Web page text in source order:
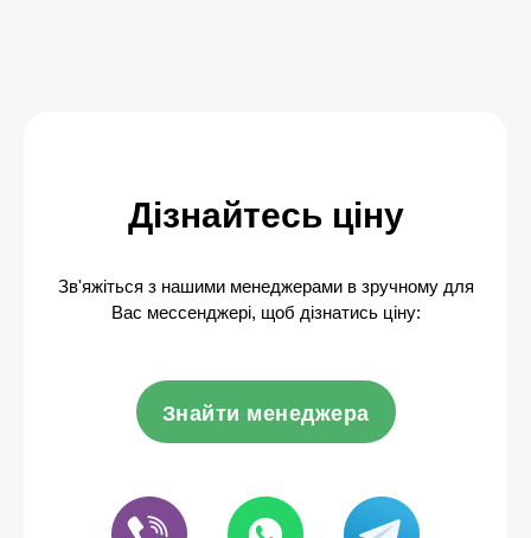
Дізнайтесь ціну
Зв'яжіться з нашими менеджерами в зручному для
Вас мессенджері, щоб дізнатись ціну:
Знайти менеджера